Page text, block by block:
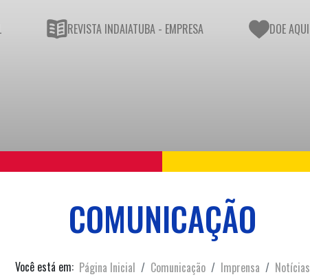
REVISTA INDAIATUBA - EMPRESA DOE AQUI
COMUNICAÇÃO
Você está em: Página Inicial Comunicação Imprensa Notícias